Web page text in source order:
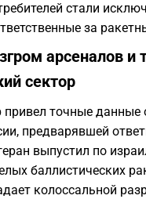
стали
за
арсеналов и
сектор
привел точные
предварявшей
выпустил по
баллистических
колоссальной